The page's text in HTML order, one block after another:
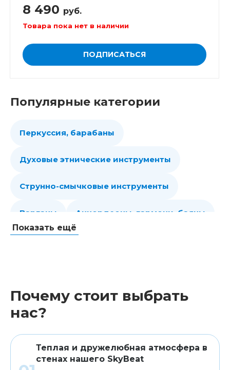
8 490 руб.
Товара пока нет в наличии
ПОДПИСАТЬСЯ
Популярные категории
Перкуссия, барабаны
Духовые этнические инструменты
Струнно-смычковые инструменты
Варганы Аккордеоны, гармони, баяны
Клавишные Сувениры, подарки
Аренда
Показать ещё
Почему стоит выбрать
нас?
Теплая и дружелюбная атмосфера в
стенах нашего SkyBeat